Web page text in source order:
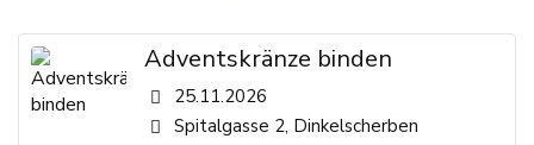
Adventskränze binden
25.11.2026
Spitalgasse 2, Dinkelscherben